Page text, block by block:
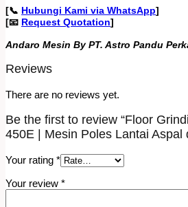
[📞 Hubungi Kami via WhatsApp]
[📧 Request Quotation]
Andaro Mesin By PT. Astro Pandu
Reviews
There are no reviews yet.
Be the first to review “Floor
450E | Mesin Poles Lantai Aspal
Your rating *
Your review *